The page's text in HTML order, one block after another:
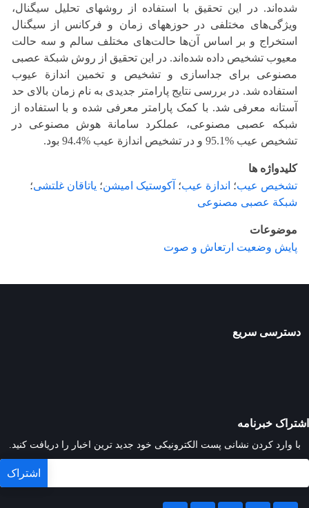
شده‌اند. در این تحقیق با استفاده از روش‏های تحلیل سیگنال،
ویژگی‌های مختلفی در حوزه‏های زمان و فرکانس از سیگنال
استخراج و بر اساس آن‌ها حالت‌های مختلف سالم و سه حالت
معیوب تشخیص داده شده‌اند. در این تحقیق از روش شبکة عصبی
مصنوعی برای جداسازی و تشخیص و تخمین اندازة عیوب
استفاده شد. در بررسی نتایج پارامتر جدیدی به نام زمان بالای حد
آستانه معرفی شد. با کمک پارامتر معرفی شده و با استفاده از
شبکه عصبی مصنوعی، عملکرد سامانة هوش مصنوعی در
تشخیص عیب %95.1 و در تشخیص اندازة عیب %94.4 بود.
کلیدواژه ها
تشخیص عیب؛ اندازة عیب؛ آکوستیک امیشن؛ یاتاقان غلتشی؛
شبکة عصبی مصنوعی
موضوعات
پایش وضعیت ارتعاش و صوت
دسترسی سریع
اشتراک خبرنامه
با وارد کردن نشانی پست الکترونیکی خود جدید ترین اخبار را دریافت کنید.